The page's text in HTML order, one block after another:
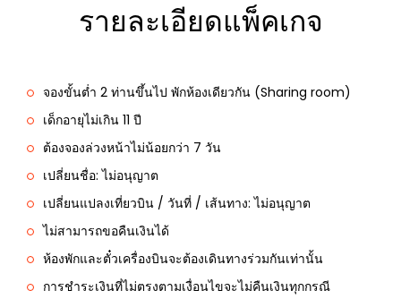
รายละเอียดแพ็คเกจ
จองขั้นต่ำ 2 ท่านขึ้นไป พักห้องเดียวกัน (Sharing room)
เด็กอายุไม่เกิน 11 ปี
ต้องจองล่วงหน้าไม่น้อยกว่า 7 วัน
เปลี่ยนชื่อ: ไม่อนุญาต
เปลี่ยนแปลงเที่ยวบิน / วันที่ / เส้นทาง: ไม่อนุญาต
ไม่สามารถขอคืนเงินได้
ห้องพักและตั๋วเครื่องบินจะต้องเดินทางร่วมกันเท่านั้น
การชำระเงินที่ไม่ตรงตามเงื่อนไขจะไม่คืนเงินทุกกรณี